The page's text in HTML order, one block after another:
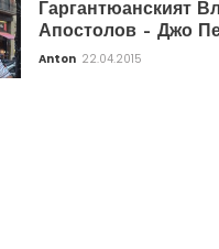
Гаргантюанският
Апостолов – Джо
Anton 22.04.2015